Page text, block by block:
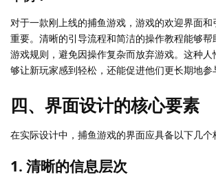
对于一款刚上线的捕鱼游戏，游戏的欢迎界面
重要。清晰的引导流程和简洁的操作教程能够
游戏规则，避免因操作复杂而放弃游戏。这种
够让新玩家感到轻松，还能促进他们更长期地参
四、界面设计的核心要素
在实际设计中，捕鱼游戏的界面应具备以下几个
1. 清晰的信息层次